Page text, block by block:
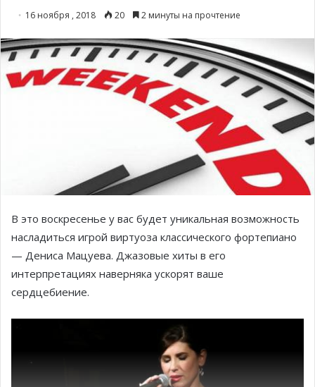
16 ноября , 2018 20 2 минуты на прочтение
В это воскресенье у вас будет уникальная возможность
насладиться игрой виртуоза классического фортепиано
— Дениса Мацуева. Джазовые хиты в его
интерпретациях наверняка ускорят ваше
сердцебиение.